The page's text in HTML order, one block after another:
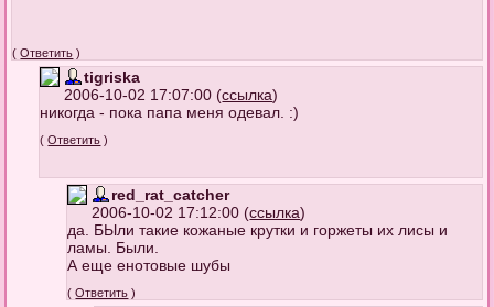
(Ответить )
tigriska
2006-10-02 17:07:00 (ссылка)
никогда - пока папа меня одевал. :)
(Ответить )
red_rat_catcher
2006-10-02 17:12:00 (ссылка)
да. БЫли такие кожаные крутки и горжеты их лисы и
ламы. Были.
А еще енотовые шубы
(Ответить )